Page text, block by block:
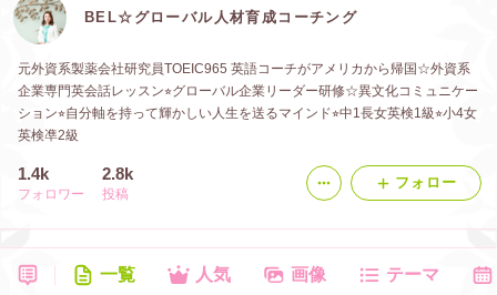
BEL☆グローバル人材育成コーチング
元外資系製薬会社研究員TOEIC965 英語コーチがアメリカから帰国☆外資系
企業専門英会話レッスン⭐︎グローバル企業リーダー研修☆異文化コミュニケー
ション⭐︎自分軸を持って輝かしい人生を送るマインド⭐︎中1長女英検1級⭐︎小4女
英検凖2級
1.4k
フォロワー
2.8k
投稿
フォロー
一覧 人気 画像 テーマ